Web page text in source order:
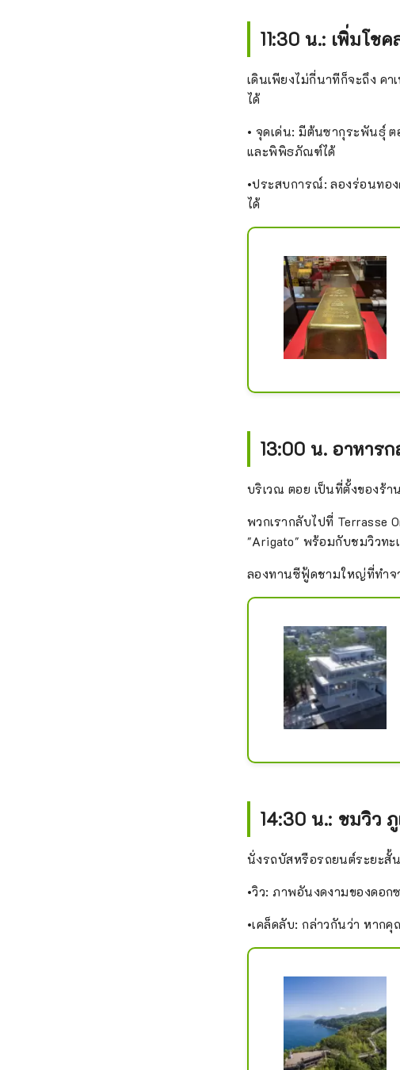
11:30 น.: เพิ่มโช
เดินเพียงไม่กี่นาทีก็จะถึง ค
ได้
• จุดเด่น: มีต้นซากุระพันธุ์
และพิพิธภัณฑ์ได้
•ประสบการณ์: ลองร่อนทอ
ได้
13:00 น. อาหาร
บริเวณ ตอย เป็นที่ตั้งของร้
พวกเรากลับไปที่ Terrasse
"Arigato" พร้อมกับชมวิวทะ
ลองทานซีฟู้ดชามใหญ่ที่ทำจ
14:30 น.: ชมวิว
นั่งรถบัสหรือรถยนต์ระยะสั้
•วิว: ภาพอันงดงามของดอก
•เคล็ดลับ: กล่าวกันว่า หาก